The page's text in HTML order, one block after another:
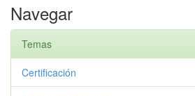
Navegar
Temas
Certificación